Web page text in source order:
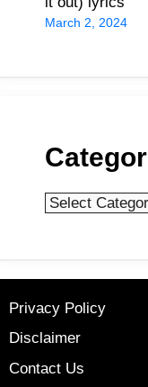
March 2, 2024
Categories
Privacy Policy
Disclaimer
Contact Us